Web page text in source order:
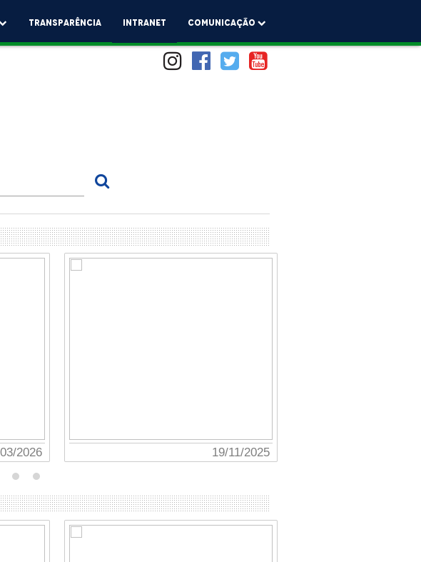
Transparência Intranet comunicação
19/11/2025 30/10/2025